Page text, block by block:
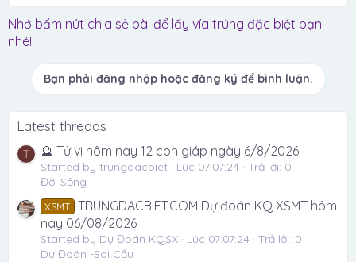
Nhớ bấm nút chia sẻ bài để lấy vía trúng đặc biệt bạn
nhé!
Bạn phải đăng nhập hoặc đăng ký để bình luận.
Latest threads
T 🔮 Tử vi hôm nay 12 con giáp ngày 6/8/2026
Started by trungdacbiet Lúc 07:07:24
Trả lời: 0
Đời Sống
XSMT TRUNGDACBIET.COM Dự đoán KQ XSMT hôm
nay 06/08/2026
Started by Dự Đoán KQSX Lúc 07:07:24
Trả lời: 0
Dự Đoán -Soi Cầu